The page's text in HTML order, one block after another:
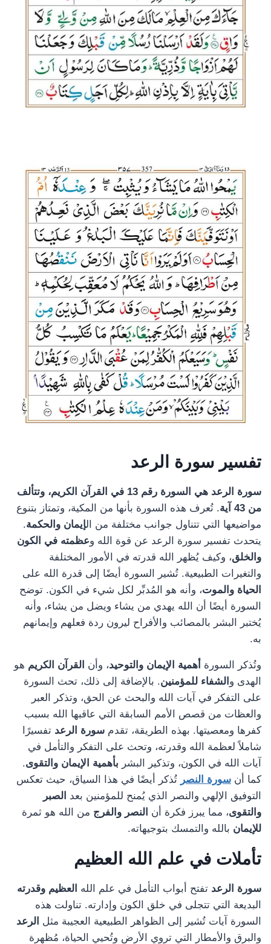
تفسير سورة الرعد
سورة الرعد هي السورة رقم 13 في القرآن الكريم، وتتألف
من 43 آية
. تُعرف هذه السورة بأنها من المكية، وتمتاز بتنوع
مواضيعها التي تتناول جوانب مختلفة من الإيمان والحكمة.
يتحدث تفسير سورة الرعد عن قوة الله وعظمته في الكون
والخلق، وكيف يُظهر الله قدرته في الأمور المختلفة
والتغيرات الطبيعية. تُشير السورة أيضًا إلى قدرة الله على
الحياة والموت، وأنه هو المُدبِّر لكل شيء في الكون. توضح
السورة أيضًا أن الله يهدي من يشاء ويضل من يشاء، وأنه
يُختبر البشر بالمصائب والأفراح ليرون ردة فعلهم وإيمانهم
به.
وتُذكر السورة أهمية الإيمان والتوحيد، وأن القرآن الكريم هو
الهدى و الشفاء للمؤمنين. بالإضافة إلى ذلك، تحث السورة
على التفكر في آيات الله والبحث عن الحق، وتذكر العبر
والعظات من قصص الأمم السابقة التي عاقبها الله بسبب
كفرها ومعصيتها. بهذه الطريقة، تقدم سورة الرعد تفسيرًا
شاملاً لعظمة الله وقدرته، وتحث على التفكر والتأمل في
آيات الله في الكون، وتذكير البشر بأهمية الإيمان والتقوى.
كما أن سورة النصر تُذكر أيضًا في هذا السياق، حيث تعكس
التوفيق الإلهي والنصر الذي يُمنح للمؤمنين بعد الصبر
والتقوى، مما يبرز فكرة أن النصر والفرج من الله هو ثمرة
للإيمان بالله والتمسك بتوجيهاته.
تأملات في علم الله العظيم
سورة الرعد تفتح أبواب التأمل في علم الله العظيم وقدرته
البديعة التي تتجلى في خلق الكون وإدارته. تناولت هذه
السورة آيات تُشير إلى الظواهر الطبيعية العجيبة مثل الرعد
والبرق والأمطار التي تروي الأرض وتُحيي الحياة، مُظهرة